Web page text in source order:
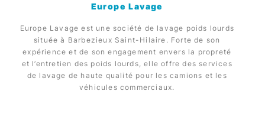
Europe Lavage
Europe Lavage est une société de lavage poids lourds
située à Barbezieux Saint-Hilaire. Forte de son
expérience et de son engagement envers la propreté
et l’entretien des poids lourds, elle offre des services
de lavage de haute qualité pour les camions et les
véhicules commerciaux.